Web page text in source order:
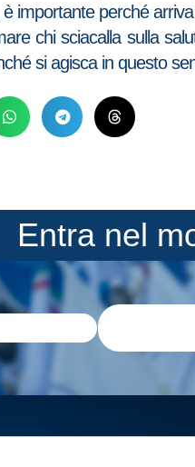
importante perché
chi sciacalla sulla
si agisca in questo
Entra nel